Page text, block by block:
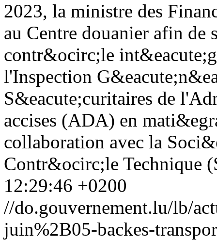
2023, la ministre des
au Centre douanier afin de
contr&ocirc;le
l'Inspection
S&eacute;curitaires de
accises (ADA) en
collaboration avec la
Contr&ocirc;le Technique
12:29:46 +0200
//do.gouvernement.lu/lb/
juin%2B05-backes-